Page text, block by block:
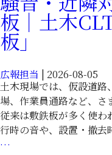
敷
板」
効
率
化
土
木
CLT「ハ
イ
パ
の
評
価
は
元
か
ら
｜
木
板｜土木
板」
広報担当 | 2026-08-05
土木現場では、仮設道路
場、作業員通路など、さ
従来は敷鉄板が多く使わ
行時の音や、設置・撤去
…